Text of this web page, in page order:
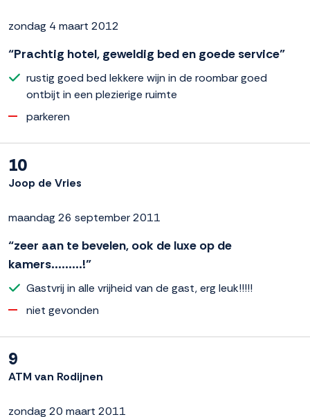
zondag 4 maart 2012
“Prachtig hotel, geweldig bed en goede service”
rustig goed bed lekkere wijn in de roombar goed
ontbijt in een plezierige ruimte
parkeren
10
Joop de Vries
maandag 26 september 2011
“zeer aan te bevelen, ook de luxe op de
kamers.........!”
Gastvrij in alle vrijheid van de gast, erg leuk!!!!!
niet gevonden
9
ATM van Rodijnen
zondag 20 maart 2011